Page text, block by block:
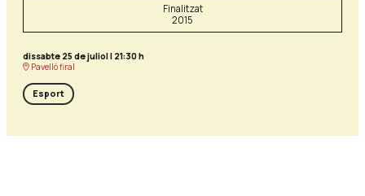
Finalitzat
2015
dissabte 25 de juliol| 21:30 h
Pavelló firal
Esport